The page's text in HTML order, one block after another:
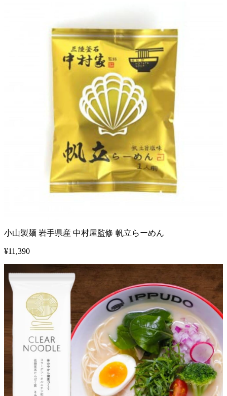
小山製麺 岩手県産 中村屋監修 帆立らーめん
¥11,390